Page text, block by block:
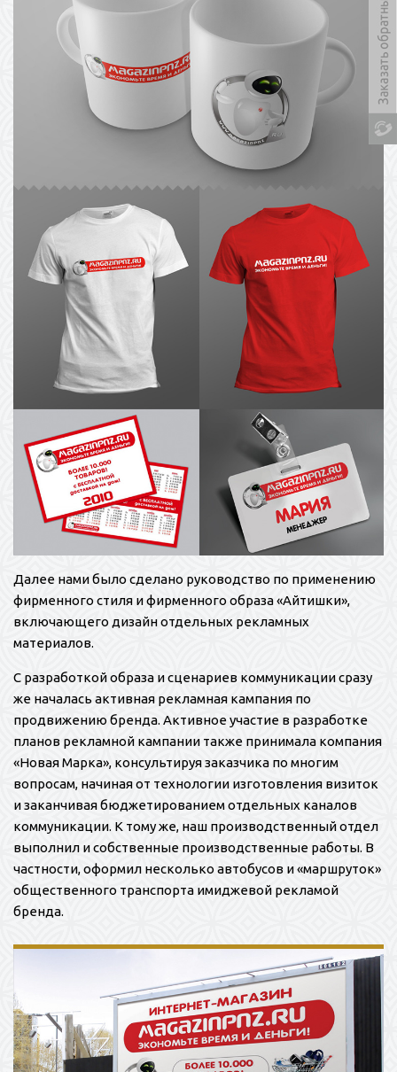
Далее нами было сделано руководство по применению
фирменного стиля и фирменного образа «Айтишки»,
включающего дизайн отдельных рекламных
материалов.
С разработкой образа и сценариев коммуникации сразу
же началась активная рекламная кампания по
продвижению бренда. Активное участие в разработке
планов рекламной кампании также принимала компания
«Новая Марка», консультируя заказчика по многим
вопросам, начиная от технологии изготовления визиток
и заканчивая бюджетированием отдельных каналов
коммуникации. К тому же, наш производственный отдел
выполнил и собственные производственные работы. В
частности, оформил несколько автобусов и «маршруток»
общественного транспорта имиджевой рекламой
бренда.